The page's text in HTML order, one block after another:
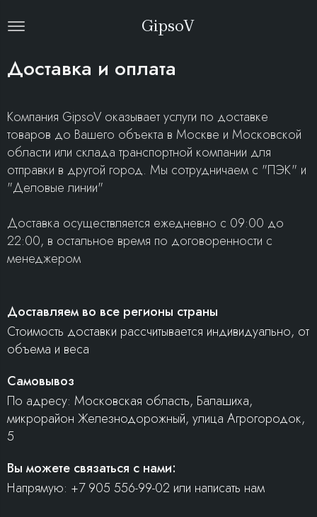
GipsoV
Доставка и оплата
Компания GipsoV оказывает услуги по доставке
товаров до Вашего объекта в Москве и Московской
области или склада транспортной компании для
отправки в другой город. Мы сотрудничаем с "ПЭК" и
"Деловые линии"
Доставка осуществляется ежедневно с 09:00 до
22:00, в остальное время по договоренности с
менеджером
Доставляем во все регионы страны
Стоимость доставки рассчитывается индивидуально, от
объема и веса
Самовывоз
По адресу: Московская область, Балашиха,
микрорайон Железнодорожный, улица Агрогородок,
5
Вы можете связаться с нами:
Напрямую: +7 905 556-99-02 или написать нам